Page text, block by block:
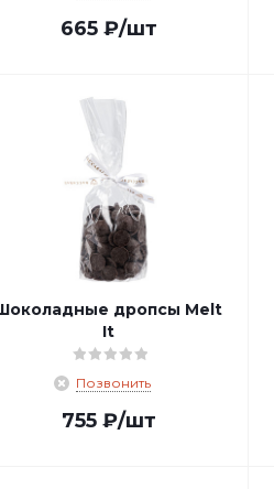
665₽/шт
дропсы Melt
It
Позвонить
755₽/шт